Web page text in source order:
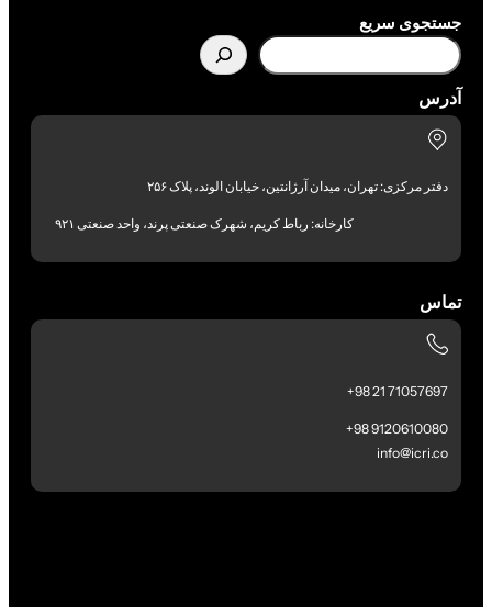
جستجوی سریع
آدرس
دفتر مرکزی: تهران، میدان آرژانتین، خیابان الوند، پلاک ۲۵۶
کارخانه: رباط کریم، شهرک صنعتی پرند، واحد صنعتی ۹۲۱
تماس
71057697 21 98+
9120610080 98+
info@icri.co